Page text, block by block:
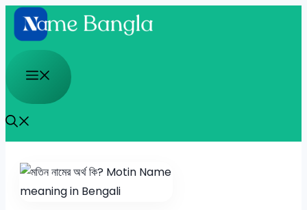
Skip
to
content
Menu